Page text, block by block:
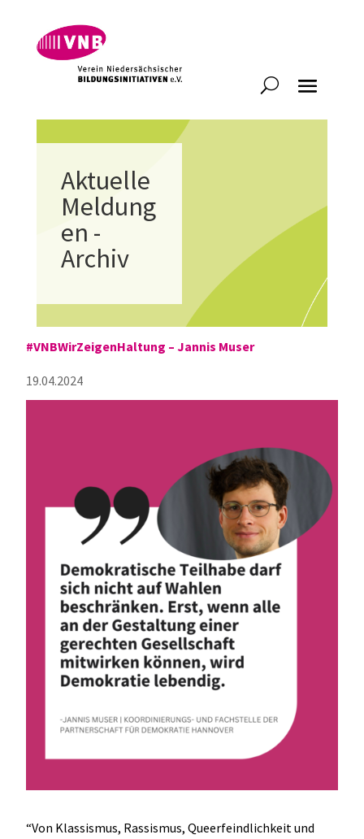
Aktuelle
Meldung
en -
Archiv
#VNBWirZeigenHaltung – Jannis Muser
19.04.2024
“Von Klassismus, Rassismus, Queerfeindlichkeit und